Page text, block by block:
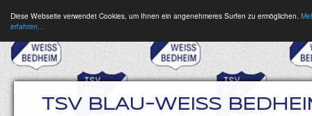
Diese Webseite verwendet Cookies, um Ihnen ein angenehmeres Surfen zu ermöglichen.
erfahren...
TSV BLAU-WEISS